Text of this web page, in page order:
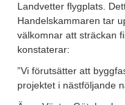
Landvetter flygplats.
Handelskammaren tar
välkomnar att sträckan
konstaterar:
”Vi förutsätter att
projektet i nästföljande